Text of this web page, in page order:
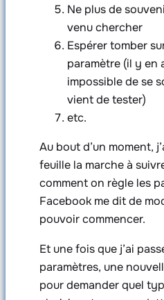
Ne plus de
venu chercher
Espérer tomber
paramètre (il y en
impossible de se
vient de tester)
etc.
Au bout d’un moment,
feuille la marche à
comment on règle les
Facebook me dit de
pouvoir commencer.
Et une fois que j’ai
paramètres, une
pour demander quel